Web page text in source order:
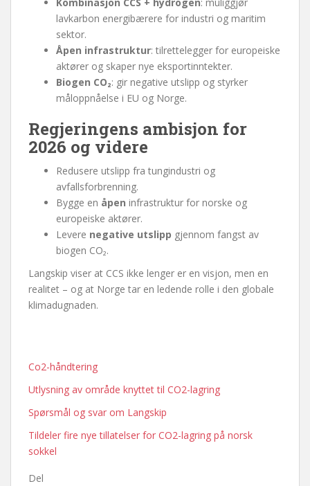
Kombinasjon CCS + hydrogen: muliggjør
lavkarbon energibærere for industri og maritim
sektor.
Åpen infrastruktur: tilrettelegger for europeiske
aktører og skaper nye eksportinntekter.
Biogen CO₂: gir negative utslipp og styrker
måloppnåelse i EU og Norge.
Regjeringens ambisjon for
2026 og videre
Redusere utslipp fra tungindustri og
avfallsforbrenning.
Bygge en åpen infrastruktur for norske og
europeiske aktører.
Levere negative utslipp gjennom fangst av
biogen CO₂.
Langskip viser at CCS ikke lenger er en visjon, men en
realitet – og at Norge tar en ledende rolle i den globale
klimadugnaden.
Co2-håndtering
Utlysning av område knyttet til CO2-lagring
Spørsmål og svar om Langskip
Tildeler fire nye tillatelser for CO2-lagring på norsk
sokkel
Del